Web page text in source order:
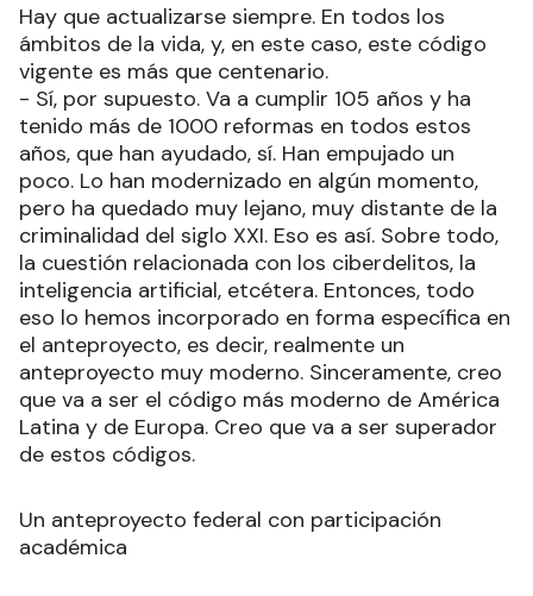
Hay que actualizarse siempre. En todos los
ámbitos de la vida, y, en este caso, este código
vigente es más que centenario.
- Sí, por supuesto. Va a cumplir 105 años y ha
tenido más de 1000 reformas en todos estos
años, que han ayudado, sí. Han empujado un
poco. Lo han modernizado en algún momento,
pero ha quedado muy lejano, muy distante de la
criminalidad del siglo XXI. Eso es así. Sobre todo,
la cuestión relacionada con los ciberdelitos, la
inteligencia artificial, etcétera. Entonces, todo
eso lo hemos incorporado en forma específica en
el anteproyecto, es decir, realmente un
anteproyecto muy moderno. Sinceramente, creo
que va a ser el código más moderno de América
Latina y de Europa. Creo que va a ser superador
de estos códigos.
Un anteproyecto federal con participación
académica